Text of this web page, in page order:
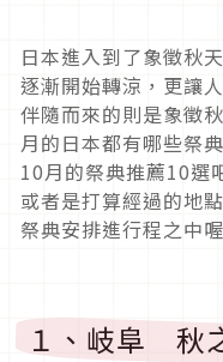
日本進入到了象徵秋
逐漸開始轉涼，更讓
伴隨而來的則是象徵
月的日本都有哪些祭
10月的祭典推薦10選
或者是打算經過的地
祭典安排進行程之中喔
１、岐阜 秋